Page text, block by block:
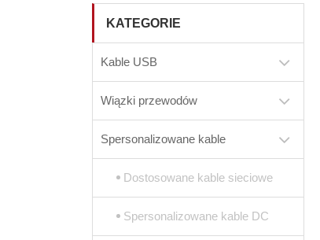
KATEGORIE
Kable USB
Wiązki przewodów
Spersonalizowane kable
Dostosowane kable sieciowe
Spersonalizowane kable DC